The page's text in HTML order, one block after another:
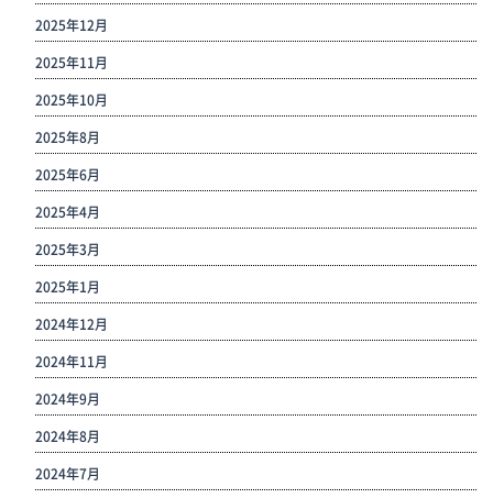
2025年12月
2025年11月
2025年10月
2025年8月
2025年6月
2025年4月
2025年3月
2025年1月
2024年12月
2024年11月
2024年9月
2024年8月
2024年7月